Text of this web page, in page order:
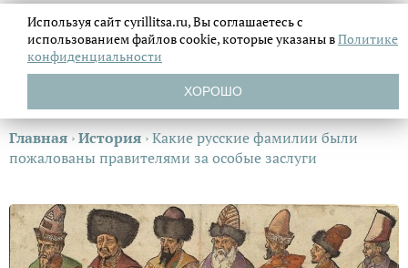
Главная ›История ›Какие русские фамилии были
пожалованы правителями за особые заслуги
Используя сайт cyrillitsa.ru, Вы соглашаетесь с
использованием файловcookie, которые указаны вПолитике
конфиденциальности
ХОРОШО